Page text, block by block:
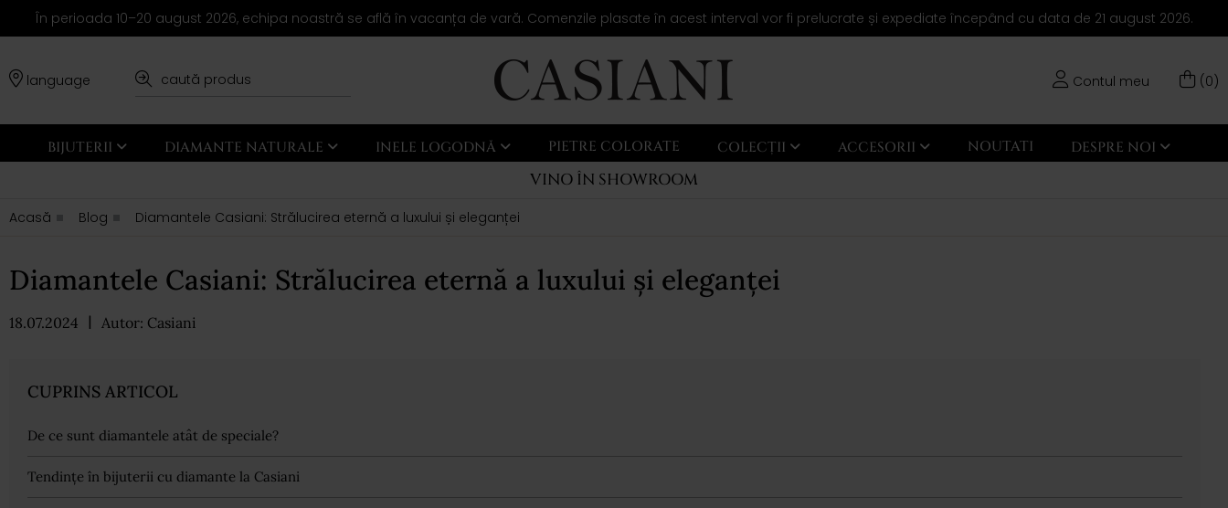
În perioada 10–20 august 2026, echipa noastră se află în vacanța de vară. Comenzile plasate în acest interval vor fi prelucrate și expediate începând cu data de 21 august 2026.
language Contul meu (0)
BIJUTERII DIAMANTE NATURALE INELE LOGODNĂ PIETRE COLORATE COLECȚII ACCESORII NOUTATI DESPRE NOI
VINO ÎN SHOWROOM
Acasă Blog Diamantele Casiani: Strălucirea eternă a luxului și eleganței
Diamantele Casiani: Strălucirea eternă a luxului și eleganței
18.07.2024 | Autor: Casiani
CUPRINS ARTICOL
De ce sunt diamantele atât de speciale?
Tendințe în bijuterii cu diamante la Casiani